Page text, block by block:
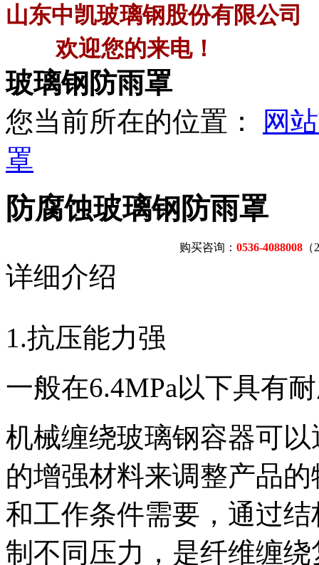
山东中凯玻璃钢股份有限公司
欢迎您的来电！
玻璃钢防雨罩
您当前所在的位置：
网
罩
防腐蚀玻璃钢防雨罩
购买咨询： 0536-4088008
详细介绍
1.抗压能力强
一般在6.4MPa以下具有
机械缠绕玻璃钢容器可
的增强材料来调整产品
和工作条件需要，通过
制不同压力，是纤维缠